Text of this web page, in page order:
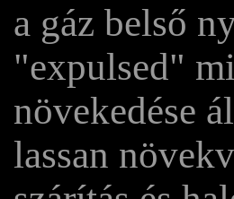
a gáz belső
"expulsed"
növekedése
lassan